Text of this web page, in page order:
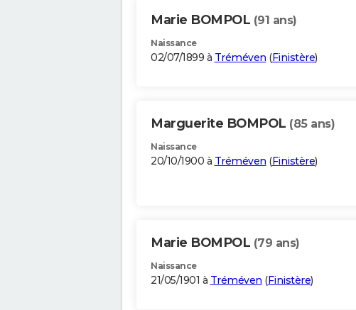
Marie BOMPOL (91 ans)
Naissance
02/07/1899 à Tréméven (Finistère)
Marguerite BOMPOL (85 ans)
Naissance
20/10/1900 à Tréméven (Finistère)
Marie BOMPOL (79 ans)
Naissance
21/05/1901 à Tréméven (Finistère)